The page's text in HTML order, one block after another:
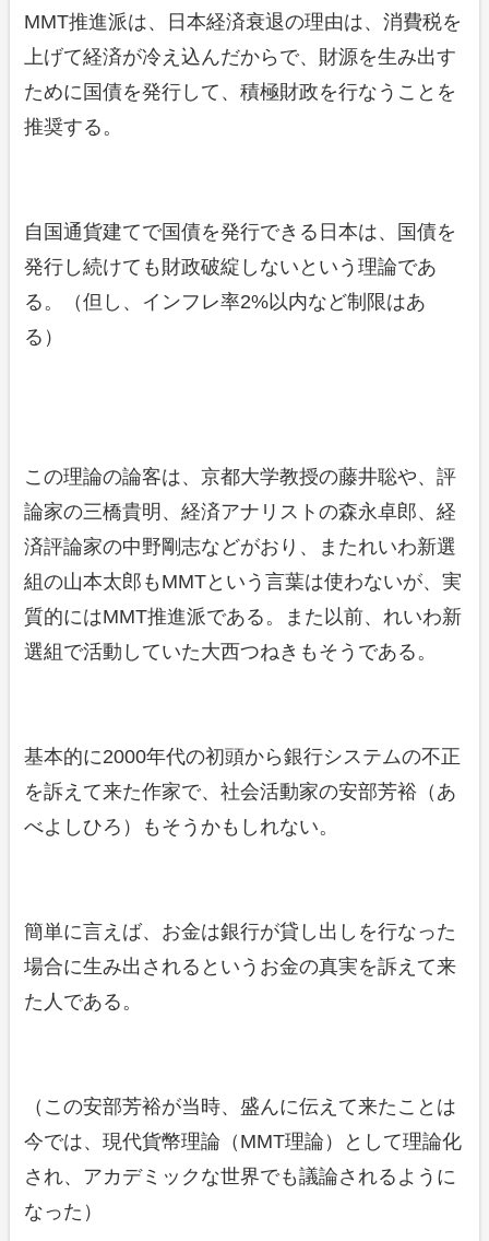
MMT推進派は、日本経済衰退の理由は、消費税を
上げて経済が冷え込んだからで、財源を生み出す
ために国債を発行して、積極財政を行なうことを
推奨する。
自国通貨建てで国債を発行できる日本は、国債を
発行し続けても財政破綻しないという理論であ
る。（但し、インフレ率2%以内など制限はあ
る）
この理論の論客は、京都大学教授の藤井聡や、評
論家の三橋貴明、経済アナリストの森永卓郎、経
済評論家の中野剛志などがおり、またれいわ新選
組の山本太郎もMMTという言葉は使わないが、実
質的にはMMT推進派である。また以前、れいわ新
選組で活動していた大西つねきもそうである。
基本的に2000年代の初頭から銀行システムの不正
を訴えて来た作家で、社会活動家の安部芳裕（あ
べよしひろ）もそうかもしれない。
簡単に言えば、お金は銀行が貸し出しを行なった
場合に生み出されるというお金の真実を訴えて来
た人である。
（この安部芳裕が当時、盛んに伝えて来たことは
今では、現代貨幣理論（MMT理論）として理論化
され、アカデミックな世界でも議論されるように
なった）